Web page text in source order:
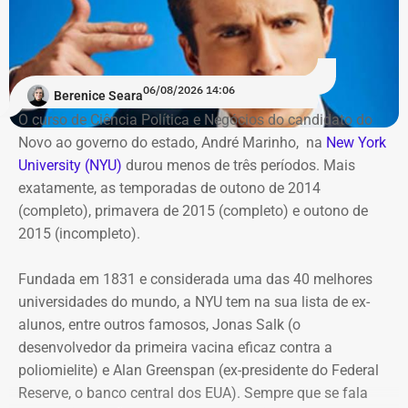
Berenice Seara06/08/2026 14:06
O curso de Ciência Política e Negócios do candidato do
Novo ao governo do estado, André Marinho, na New York
University (NYU) durou menos de três períodos. Mais
exatamente, as temporadas de outono de 2014
(completo), primavera de 2015 (completo) e outono de
2015 (incompleto).
Fundada em 1831 e considerada uma das 40 melhores
universidades do mundo, a NYU tem na sua lista de ex-
alunos, entre outros famosos, Jonas Salk (o
desenvolvedor da primeira vacina eficaz contra a
poliomielite) e A lan Greenspan (ex-presidente do Federal
Reserve, o banco central dos EUA). Sempre que se fala